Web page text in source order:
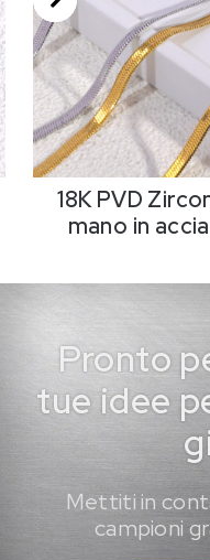
18K PVD
mano in
Pronto
tue idee
Mettiti in
campioni